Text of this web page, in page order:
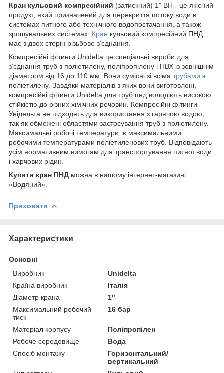
Кран кульовий компресійний (затискний) 1" ВН - це якісний
продукт, який призначений для перекриття потоку води в
системах питного або технічного водопостачання, а також
зрошувальних системах. Кран кульовий компресійний ПНД
має з двох сторін різьбове з'єднання.
Компресійні фітинги Unidelta це спеціальні вироби для
з'єднання труб з поліетилену, поліпропілену і ПВХ із зовнішнім
діаметром від 16 до 110 мм. Вони сумісні зі всіма трубами з
поліетилену. Завдяки матеріалів з яких вони виготовлені,
компресійні фітинги Unidelta для труб пнд володіють високою
стійкістю до різних хімічних речовин. Компресійні фітинги
Унідельта не підходять для використання з гарячою водою,
так як обмежені областями застосування труб з поліетилену.
Максимальні робочі температури, є максимальними
робочими температурами поліетиленових труб. Відповідають
усім нормативним вимогам для транспортування питної води
і харчових рідин.
Купити кран ПНД можна в нашому інтернет-магазині
«Водяний».
Приховати
Характеристики
Основні
Виробник
Unidelta
Країна виробник
Італія
Діаметр крана
1"
Максимальний робочий
тиск
16 бар
Матеріал корпусу
Поліпропілен
Робоче середовище
Вода
Спосіб монтажу
Горизонтальний/
вертикальний